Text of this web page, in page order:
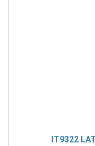
IT9322